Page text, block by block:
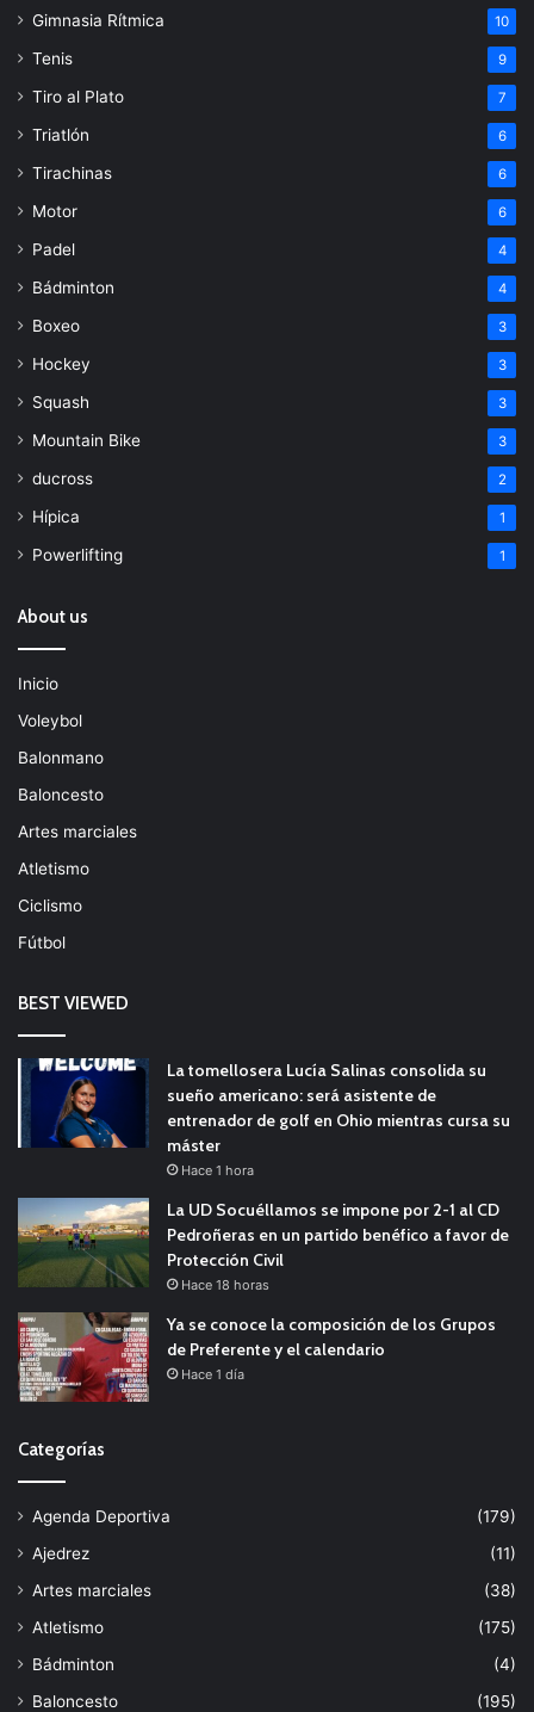
Gimnasia Rítmica 10
Tenis 9
Tiro al Plato 7
Triatlón 6
Tirachinas 6
Motor 6
Padel 4
Bádminton 4
Boxeo 3
Hockey 3
Squash 3
Mountain Bike 3
ducross 2
Hípica 1
Powerlifting 1
About us
Inicio
Voleybol
Balonmano
Baloncesto
Artes marciales
Atletismo
Ciclismo
Fútbol
BEST VIEWED
La tomellosera Lucía Salinas consolida su
sueño americano: será asistente de
entrenador de golf en Ohio mientras cursa su
máster
Hace 1 hora
La UD Socuéllamos se impone por 2-1 al CD
Pedroñeras en un partido benéfico a favor de
Protección Civil
Hace 18 horas
Ya se conoce la composición de los Grupos
de Preferente y el calendario
Hace 1 día
Categorías
Agenda Deportiva
(179)
Ajedrez
(11)
Artes marciales
(38)
Atletismo
(175)
Bádminton
(4)
Baloncesto
(195)